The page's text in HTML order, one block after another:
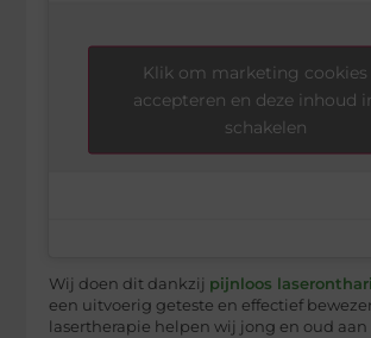
Klik om marketing
accepteren en deze inhoud
schakelen
Wij doen dit dankzij pijnloos
een uitvoerig geteste en effectief
lasertherapie helpen wij jong en oud